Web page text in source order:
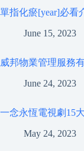
單指化瘀[year]必看
June 15, 2023
威邦物業管理服務
June 24, 2023
一念永恆電視劇15
May 24, 2023